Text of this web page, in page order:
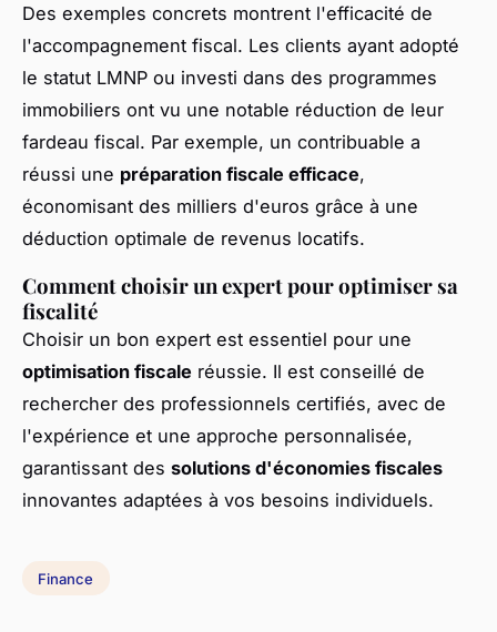
Des exemples concrets montrent l'efficacité de
l'accompagnement fiscal. Les clients ayant adopté
le statut LMNP ou investi dans des programmes
immobiliers ont vu une notable réduction de leur
fardeau fiscal. Par exemple, un contribuable a
réussi une préparation fiscale efficace,
économisant des milliers d'euros grâce à une
déduction optimale de revenus locatifs.
Comment choisir un expert pour optimiser sa
fiscalité
Choisir un bon expert est essentiel pour une
optimisation fiscale réussie. Il est conseillé de
rechercher des professionnels certifiés, avec de
l'expérience et une approche personnalisée,
garantissant des solutions d'économies fiscales
innovantes adaptées à vos besoins individuels.
Finance